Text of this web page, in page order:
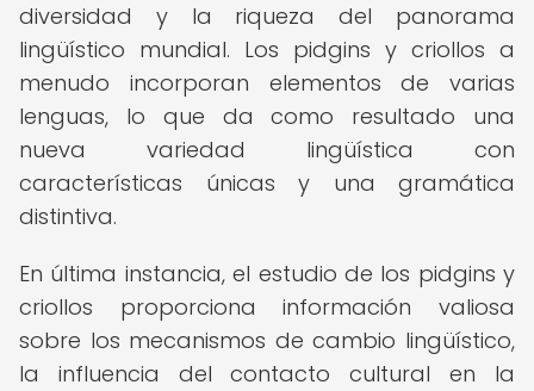
diversidad y la riqueza del panorama
lingüístico mundial. Los pidgins y criollos a
menudo incorporan elementos de varias
lenguas, lo que da como resultado una
nueva variedad lingüística con
características únicas y una gramática
distintiva.
En última instancia, el estudio de los pidgins y
criollos proporciona información valiosa
sobre los mecanismos de cambio lingüístico,
la influencia del contacto cultural en la